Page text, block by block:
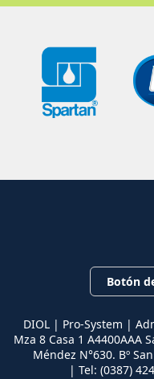
Botón
DIOL | Pro-System |
Mza 8 Casa 1 A4400AAA
Méndez N°630. Bº
| Tel: (0387)